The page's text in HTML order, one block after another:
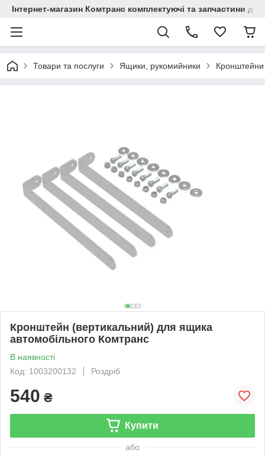
Інтернет-магазин Комтранс комплектуючі та запчастини
Товари та послуги Ящики, рукомийники Кронштейни
Кронштейн (вертикальний) для ящика
автомобільного Комтранс
В наявності
Код: 1003200132
Роздріб
540 ₴
Купити
або